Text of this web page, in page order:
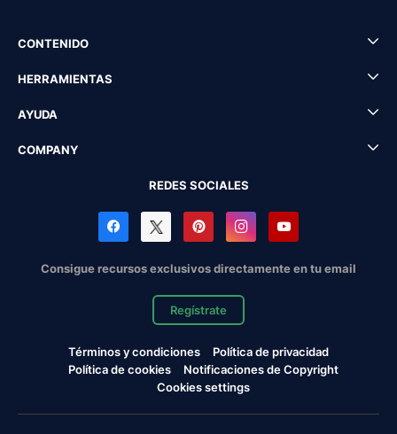
CONTENIDO
HERRAMIENTAS
AYUDA
COMPANY
REDES SOCIALES
Consigue recursos exclusivos directamente en tu email
Regístrate
Términos y condiciones
Política de privacidad
Política de cookies
Notificaciones de Copyright
Cookies settings